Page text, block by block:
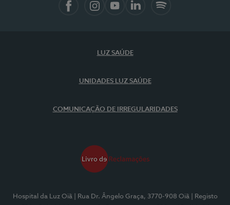
LUZ SAÚDE
UNIDADES LUZ SAÚDE
COMUNICAÇÃO DE IRREGULARIDADES
Hospital da Luz Oiã | Rua Dr. Ângelo Graça, 3770-908 Oiã
| Registo